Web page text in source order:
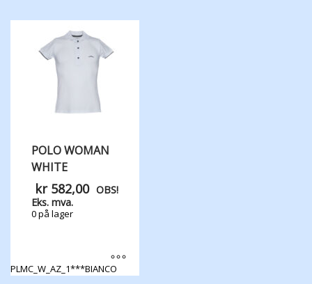
POLO WOMAN
WHITE
kr582,00 OBS!
Eks. mva.
0 på lager
PLMC_W_AZ_1***BIANCO